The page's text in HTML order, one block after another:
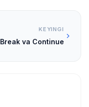
KEYINGI
Break va Continue